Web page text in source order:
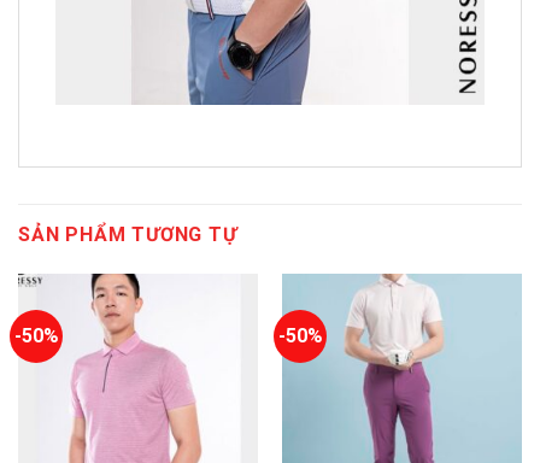
SẢN PHẨM TƯƠNG TỰ
-50% -50%